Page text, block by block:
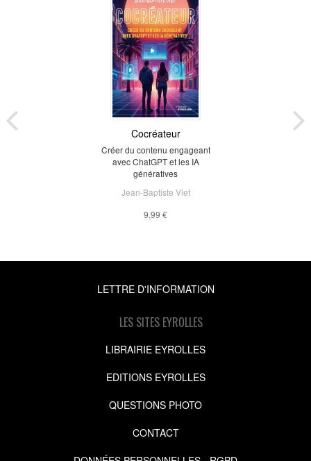
Cocréateur
Créer du contenu engageant
avec ChatGPT et les IA
génératives
Jean-Baptiste Viet
9,99 €
LETTRE D'INFORMATION
LES SITES EYROLLES
LIBRAIRIE EYROLLES
EDITIONS EYROLLES
QUESTIONS PHOTO
CONTACT